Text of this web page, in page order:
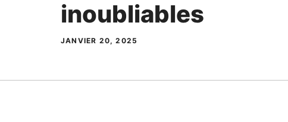
inoubliables
JANVIER 20, 2025